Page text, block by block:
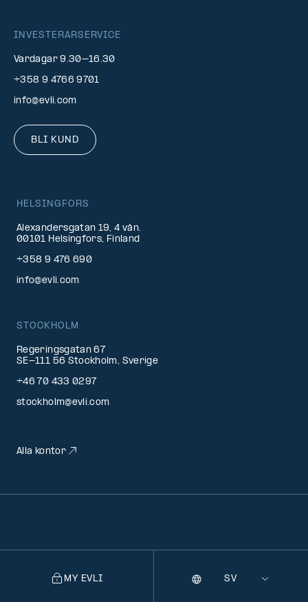
INVESTERARSERVICE
Vardagar 9.30–16.30
+358 9 4766 9701
info@evli.com
BLI KUND
HELSINGFORS
Alexandersgatan 19, 4 vån.
00101 Helsingfors, Finland
+358 9 476 690
info@evli.com
STOCKHOLM
Regeringsgatan 67
SE-111 56 Stockholm, Sverige
+46 70 433 0297
stockholm@evli.com
Alla kontor
MY EVLI
Selecting
Språk